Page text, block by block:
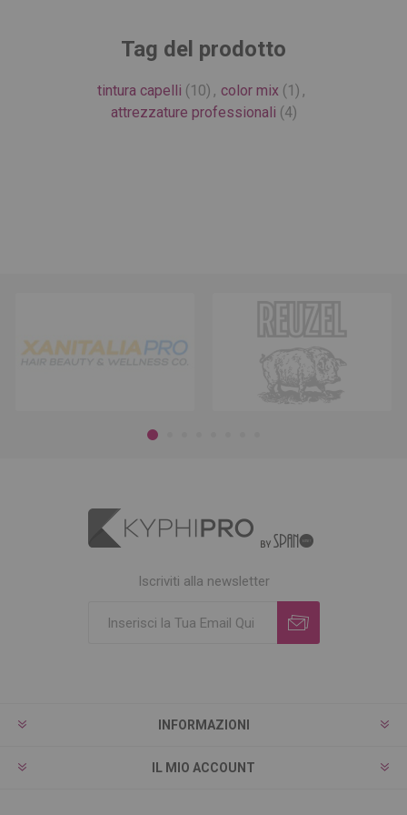
Tag del prodotto
tintura capelli (10) , color mix (1) ,
attrezzature professionali (4)
Iscriviti alla newsletter
INFORMAZIONI
IL MIO ACCOUNT